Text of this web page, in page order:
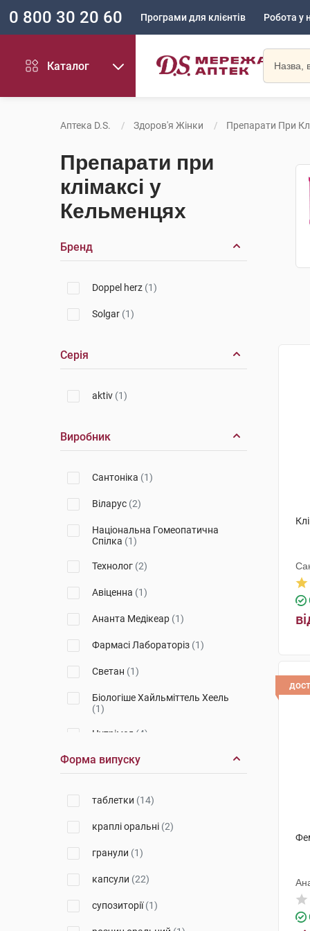
0 800 30 20 60 Програми для клієнтів Робота у
Каталог
Аптека D.S. Здоров'я Жінки Препарати При
Препарати при
клімаксі у
Кельменцях
Бренд
Doppel herz (1)
Solgar (1)
Серія
aktiv (1)
Виробник
Сантоніка (1)
Віларус (2)
Національна Гомеопатична
Спілка (1)
Технолог (2)
Авіценна (1)
Ананта Медікеар (1)
Фармасі Лабораторіз (1)
Светан (1)
Біологіше Хайльміттель Хеель
(1)
Нутрімед (4)
Біонорика
Форма випуску
таблетки (14)
краплі оральні (2)
гранули (1)
капсули (22)
супозиторії(1)